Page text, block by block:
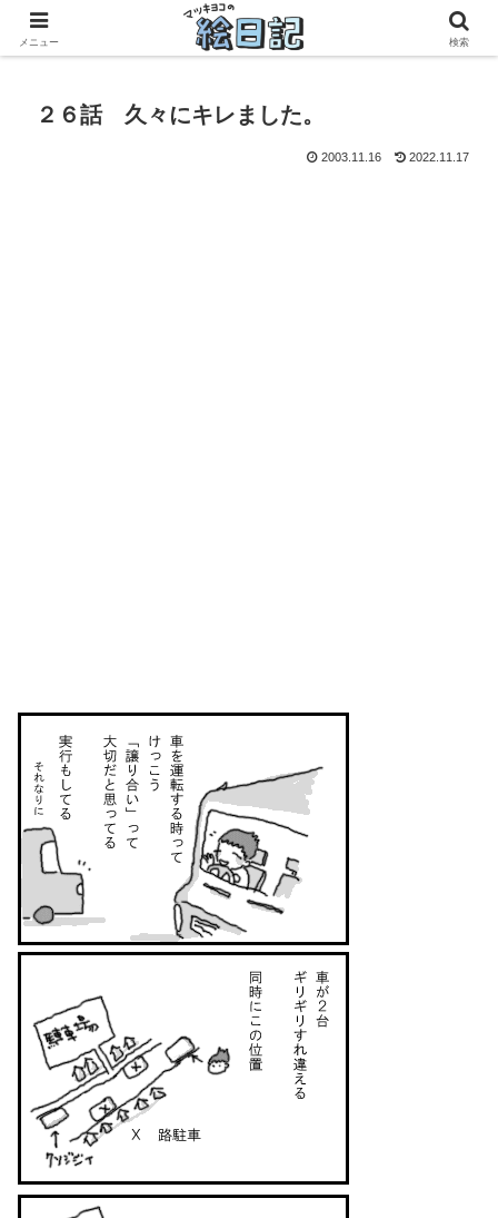
滋賀に移住した50代元主婦、フリーランス×パートの毎日
２６話 久々にキレました。
2003.11.16 2022.11.17
メニュー 検索